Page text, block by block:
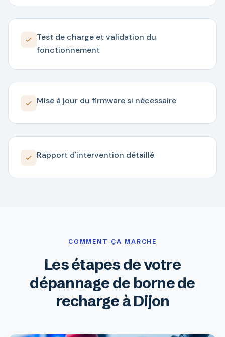
Test de charge et validation du
fonctionnement
Mise à jour du firmware si nécessaire
Rapport d'intervention détaillé
COMMENT ÇA MARCHE
Les étapes de votre
dépannage de borne de
recharge à Dijon